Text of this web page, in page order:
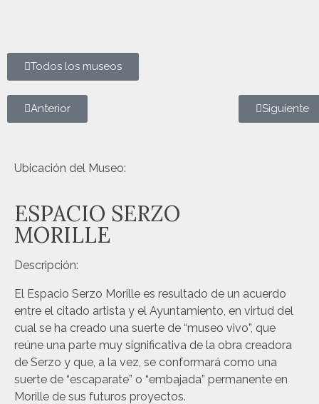
Todos los museos
Anterior Siguiente
Ubicación del Museo:
ESPACIO SERZO
MORILLE
Descripción:
El Espacio Serzo Morille es resultado de un acuerdo
entre el citado artista y el Ayuntamiento, en virtud del
cual se ha creado una suerte de “museo vivo”, que
reúne una parte muy significativa de la obra creadora
de Serzo y que, a la vez, se conformará como una
suerte de “escaparate” o “embajada” permanente en
Morille de sus futuros proyectos.